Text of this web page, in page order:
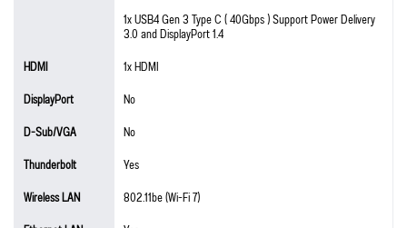
1x USB4 Gen 3 Type C ( 40Gbps ) Support Power Delivery
3.0 and DisplayPort 1.4
HDMI
1x HDMI
DisplayPort
No
D-Sub/VGA
No
Thunderbolt
Yes
Wireless LAN
802.11be (Wi-Fi 7)